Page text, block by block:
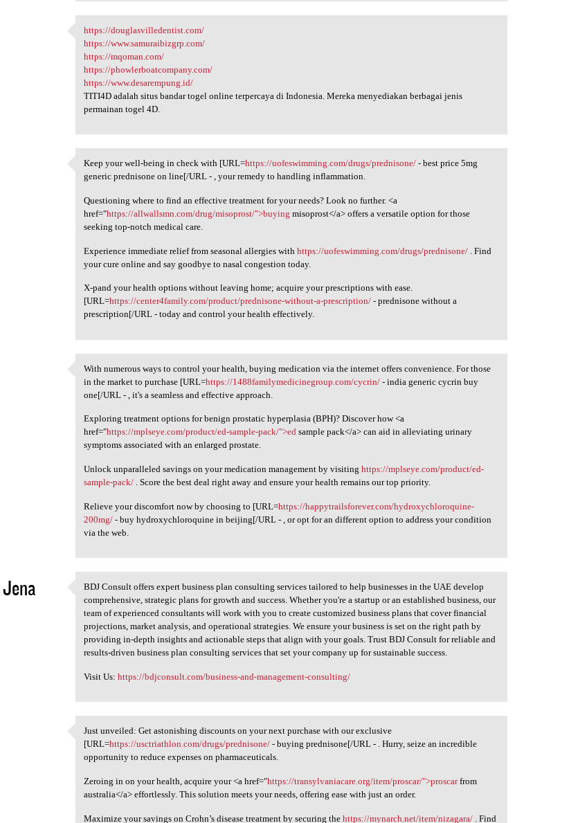
https://douglasvilledentist
https://douglasvilledentist.com/
https://www.samuraibizgrp.com/
https://mqoman.com/
https://phowlerboatcompany.com/
https://www.desarempung.id/
TITI4D adalah situs bandar togel online terpercaya di Indonesia. Mereka menyediakan berbagai jenis
permainan togel 4D.
Keep your well-being in check
Keep your well-being in check with [URL=https://uofeswimming.com/drugs/prednisone/ - best price 5mg
generic prednisone on line[/URL - , your remedy to handling inflammation.
Questioning where to find an effective treatment for your needs? Look no further. <a
href="https://allwallsmn.com/drug/misoprost/">buying misoprost</a> offers a versatile option for those
seeking top-notch medical care.
Experience immediate relief from seasonal allergies withhttps://uofeswimming.com/drugs/prednisone/ . Find
your cure online and say goodbye to nasal congestion today.
X-pand your health options without leaving home; acquire your prescriptions with ease.
[URL=https://center4family.com/product/prednisone-without-a-prescription/ - prednisone without a
prescription[/URL - today and control your health effectively.
With numerous ways to control
With numerous ways to control your health, buying medication via the internet offers convenience. For those
in the market to purchase [URL=https://1488familymedicinegroup.com/cycrin/ - india generic cycrin buy
one[/URL - , it's a seamless and effective approach.
Exploring treatment options for benign prostatic hyperplasia (BPH)? Discover how <a
href="https://mplseye.com/product/ed-sample-pack/">ed sample pack</a> can aid in alleviating urinary
symptoms associated with an enlarged prostate.
Unlock unparalleled savings on your medication management by visitinghttps://mplseye.com/product/ed-
sample-pack/ . Score the best deal right away and ensure your health remains our top priority.
Relieve your discomfort now by choosing to [URL=https://happytrailsforever.com/hydroxychloroquine-
200mg/ - buy hydroxychloroquine in beijing[/URL - , or opt for an different option to address your condition
via the web.
BDJ Consult offers expert
BDJ Consult offers expert business plan consulting services tailored to help businesses in the UAE develop
comprehensive, strategic plans for growth and success. Whether you're a startup or an established business, our
team of experienced consultants will work with you to create customized business plans that cover financial
projections, market analysis, and operational strategies. We ensure your business is set on the right path by
providing in-depth insights and actionable steps that align with your goals. Trust BDJ Consult for reliable and
results-driven business plan consulting services that set your company up for sustainable success.
Visit Us:https://bdjconsult.com/business-and-management-consulting/
Just unveiled: Get
Just unveiled: Get astonishing discounts on your next purchase with our exclusive
[URL=https://usctriathlon.com/drugs/prednisone/ - buying prednisone[/URL - . Hurry, seize an incredible
opportunity to reduce expenses on pharmaceuticals.
Zeroing in on your health, acquire your <a href="https://transylvaniacare.org/item/proscar/">proscarfrom
australia</a> effortlessly. This solution meets your needs, offering ease with just an order.
Maximize your savings on Crohn’s disease treatment by securing thehttps://mynarch.net/item/nizagara/ . Find